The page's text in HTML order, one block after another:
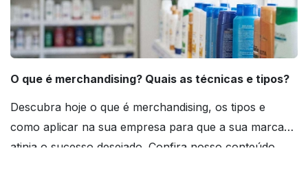
O que é merchandising? Quais as técnicas e tipos?
Descubra hoje o que é merchandising, os tipos e
como aplicar na sua empresa para que a sua marca
atinja o sucesso desejado. Confira nosso conteúdo